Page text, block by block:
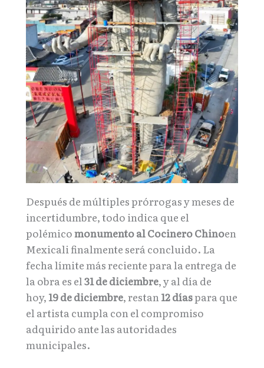
Después de múltiples prórrogas y meses de
incertidumbre, todo indica que el
polémicomonumento al Cocinero Chinoen
Mexicali finalmente será concluido. La
fecha límite más reciente para la entrega de
la obra es el 31 de diciembre, y al día de
hoy, 19 de diciembre, restan 12 díaspara que
el artista cumpla con el compromiso
adquirido ante las autoridades
municipales.